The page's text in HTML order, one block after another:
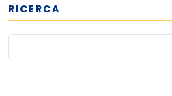
RICERCA